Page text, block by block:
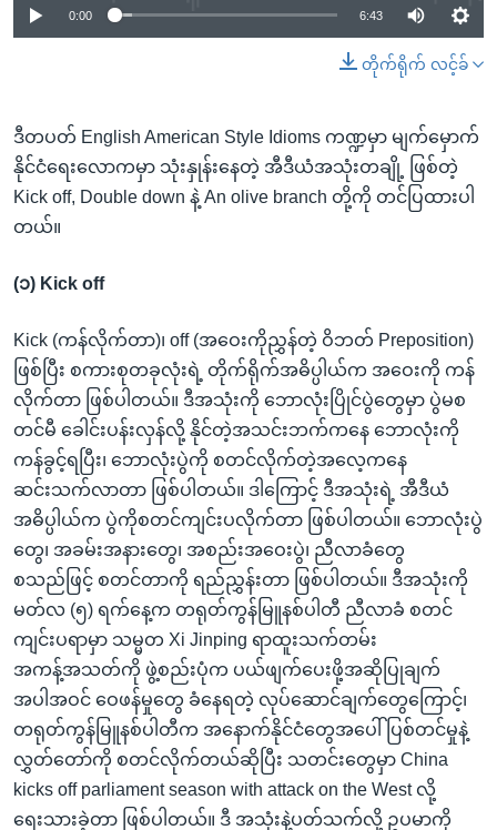
0:00 6:43
တိုက်ရိုက် လင့်ခ်
ဒီတပတ် English American Style Idioms ကဏ္ဍမှာ မျက်မှောက်
နိုင်ငံရေးလောကမှာ သုံးနှုန်းနေတဲ့ အီဒီယံအသုံးတချို့ ဖြစ်တဲ့
Kick off, Double down နဲ့ An olive branch တို့ကို တင်ပြထားပါ
တယ်။
(၁) Kick off
Kick (ကန်လိုက်တာ)၊ off (အဝေးကိုညွှန်တဲ့ ဝိဘတ် Preposition)
ဖြစ်ပြီး စကားစုတခုလုံးရဲ့ တိုက်ရိုက်အဓိပ္ပါယ်က အဝေးကို ကန်
လိုက်တာ ဖြစ်ပါတယ်။ ဒီအသုံးကို ဘောလုံးပြိုင်ပွဲတွေမှာ ပွဲမစ
တင်မီ ခေါင်းပန်းလှန်လို့ နိုင်တဲ့အသင်းဘက်ကနေ ဘောလုံးကို
ကန်ခွင့်ရပြီး၊ ဘောလုံးပွဲကို စတင်လိုက်တဲ့အလေ့ကနေ
ဆင်းသက်လာတာ ဖြစ်ပါတယ်။ ဒါကြောင့် ဒီအသုံးရဲ့ အီဒီယံ
အဓိပ္ပါယ်က ပွဲကိုစတင်ကျင်းပလိုက်တာ ဖြစ်ပါတယ်။ ဘောလုံးပွဲ
တွေ၊ အခမ်းအနားတွေ၊ အစည်းအဝေးပွဲ၊ ညီလာခံတွေ
စသည်ဖြင့် စတင်တာကို ရည်ညွှန်းတာ ဖြစ်ပါတယ်။ ဒီအသုံးကို
မတ်လ (၅) ရက်နေ့က တရုတ်ကွန်မြူနစ်ပါတီ ညီလာခံ စတင်
ကျင်းပရာမှာ သမ္မတ Xi Jinping ရာထူးသက်တမ်း
အကန့်အသတ်ကို ဖွဲ့စည်းပုံက ပယ်ဖျက်ပေးဖို့အဆိုပြုချက်
အပါအဝင် ဝေဖန်မှုတွေ ခံနေရတဲ့ လုပ်ဆောင်ချက်တွေကြောင့်၊
တရုတ်ကွန်မြူနစ်ပါတီက အနောက်နိုင်ငံတွေအပေါ် ပြစ်တင်မှုနဲ့
လွှတ်တော်ကို စတင်လိုက်တယ်ဆိုပြီး သတင်းတွေမှာ China
kicks off parliament season with attack on the West လို့
ရေးသားခဲ့တာ ဖြစ်ပါတယ်။ ဒီ အသုံးနဲ့ပတ်သက်လို့ ဥပမာကို